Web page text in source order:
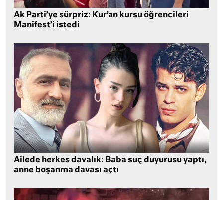
Ak Parti’ye sürpriz: Kur’an kursu öğrencileri
Manifest’i istedi
Ailede herkes davalık: Baba suç duyurusu yaptı,
anne boşanma davası açtı